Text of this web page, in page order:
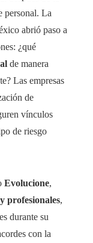
personal. La
abrió paso a
¿qué
de manera
Las empresas
de
vínculos
de riesgo
Evolucione,
profesionales,
durante su
con la